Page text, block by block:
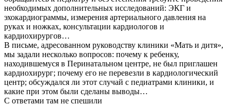
необходимых дополнительных исследований: ЭКГ и
эхокардиограммы, измерения артериального давления на
руках и ножках, консультации кардиологов и
кардиохирургов…
В письме, адресованном руководству клиники «Мать и дитя»,
мы задали несколько вопросов: почему к ребенку,
находившемуся в Перинатальном центре, не был приглашен
кардиохирург; почему его не перевезли в кардиологический
центр; обсуждался ли этот случай с педиатрами клиники, и
какие при этом были сделаны выводы…
С ответами там не спешили